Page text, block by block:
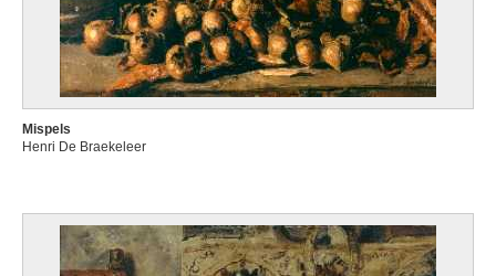
Mispels
Henri De Braekeleer